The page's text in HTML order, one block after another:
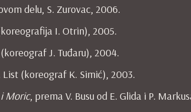
delu, S. Zurovac, 2006.
I. Otrin), 2005.
(koreograf J. Tuđaru), 2004.
List (koreograf K. Simić), 2003.
Moric, prema V. Busu od E. Glida i P.